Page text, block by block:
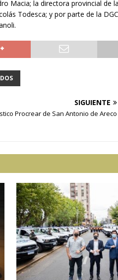
Macia; la directora provincial de
Todesca; y por parte de la
SIGUIENTE
Procrear de San Antonio de Areco